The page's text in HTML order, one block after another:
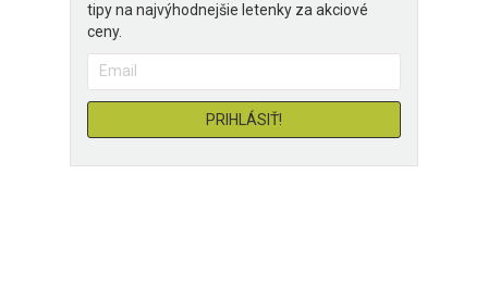
tipy na najvýhodnejšie letenky za akciové
ceny.